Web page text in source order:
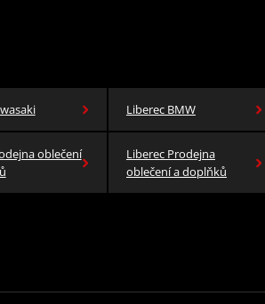
Liberec BMW
oblečení
Liberec Prodejna
oblečení a doplňků